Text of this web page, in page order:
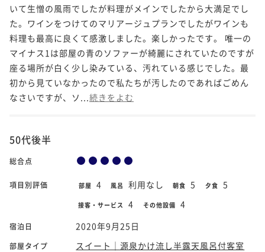
いて生憎の風雨でしたが料理がメインでしたから大満足でし
た。ワインをつけてのマリアージュプランでしたがワインも
料理も最高に良くて感激しました。楽しかったです。 唯一の
マイナス1は部屋の青のソファーが綺麗にされていたのですが
座る場所が白く少し染みている、汚れている感じでした。最
初から見ていなかったので私たちが汚したのであればごめん
なさいですが、ソ... 続きをよむ
50代後半
総合点
項目別評価 部屋 4 風呂 利用なし 朝食 5 夕食 5
接客・サービス 4 その他設備 4
宿泊日 2020年9月25日
部屋タイプ
スイート｜源泉かけ流し半露天風呂付客室